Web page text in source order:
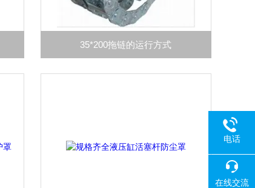
35*200拖链的运行方式
电话
在线交流